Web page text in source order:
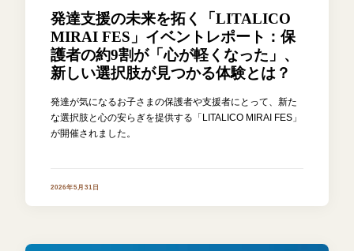
発達支援の未来を拓く「LITALICO
MIRAI FES」イベントレポート：保
護者の約9割が「心が軽くなった」、
新しい選択肢が見つかる体験とは？
発達が気になるお子さまの保護者や支援者にとって、新た
な選択肢と心の安らぎを提供する「LITALICO MIRAI FES」
が開催されました。
2026年5月31日